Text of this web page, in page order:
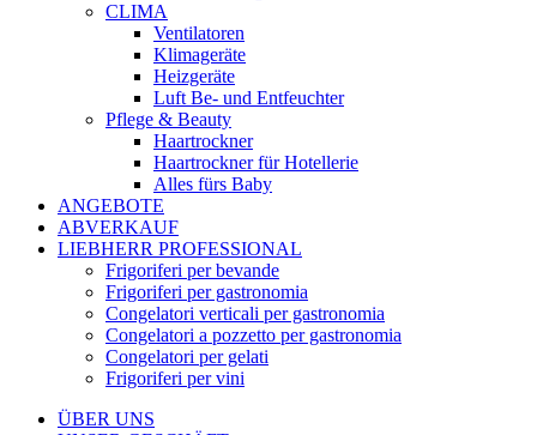
CLIMA
Ventilatoren
Klimageräte
Heizgeräte
Luft Be- und Entfeuchter
Pflege & Beauty
Haartrockner
Haartrockner für Hotellerie
Alles fürs Baby
ANGEBOTE
ABVERKAUF
LIEBHERR PROFESSIONAL
Frigoriferi per bevande
Frigoriferi per gastronomia
Congelatori verticali per gastronomia
Congelatori a pozzetto per gastronomia
Congelatori per gelati
Frigoriferi per vini
ÜBER UNS